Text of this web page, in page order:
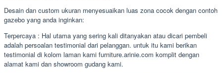
Desain dan custom ukuran menyesuaikan luas zona cocok dengan contoh
gazebo yang anda inginkan:
Terpercaya : Hal utama yang sering kali ditanyakan atau dicari pembeli
adalah persoalan testimonial dari pelanggan. untuk itu kami berikan
testimonial di kolom laman kami furniture.arinie.com komplit dengan
alamat kami dan showroom gudang kami.